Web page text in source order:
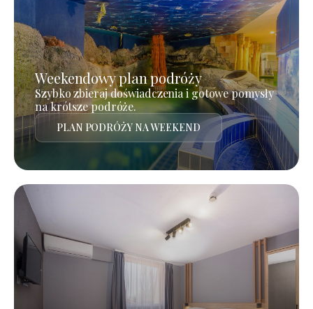
Weekendowy plan podróży
Szybko zbieraj doświadczenia i gotowe pomysły
na krótsze podróże.
PLAN PODRÓŻY NA WEEKEND